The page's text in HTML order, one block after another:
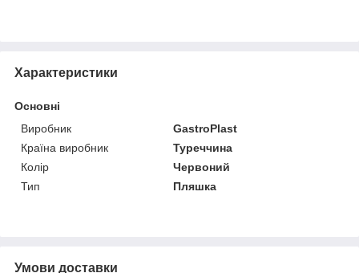
Характеристики
Основні
Виробник
GastroPlast
Країна виробник
Туреччина
Колір
Червоний
Тип
Пляшка
Умови доставки